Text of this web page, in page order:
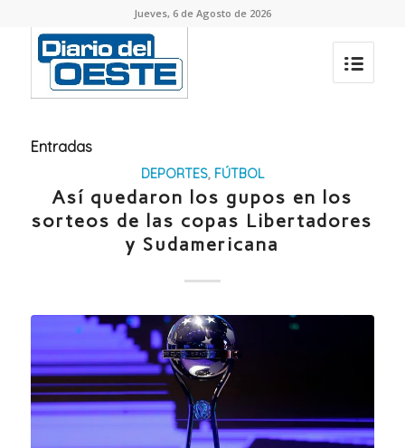
Jueves, 6 de Agosto de 2026
Entradas
DEPORTES, FÚTBOL
Así quedaron los gupos en los
sorteos de las copas Libertadores
y Sudamericana